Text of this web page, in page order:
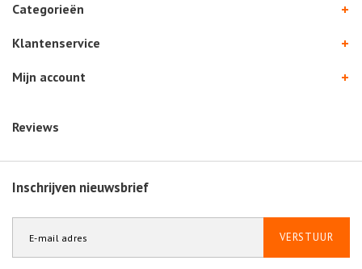
Categorieën
Klantenservice
Mijn account
Reviews
Inschrijven nieuwsbrief
VERSTUUR